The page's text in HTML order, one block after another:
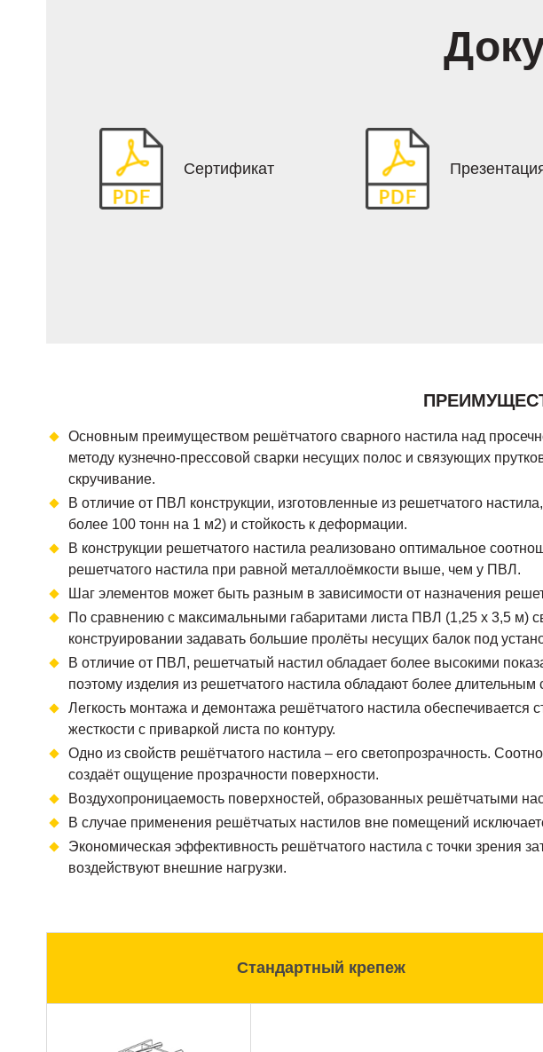
Сертификат
Основным преимуществом решётчатого сварного настила над
методу кузнечно-прессовой сварки несущих полос и связующих
скручивание.
В отличие от ПВЛ конструкции, изготовленные из решетчатого
более 100 тонн на 1 м2) и стойкость к деформации.
В конструкции решетчатого настила реализовано оптимальное
решетчатого настила при равной металлоёмкости выше, чем у ПВЛ.
Шаг элементов может быть разным в зависимости от назначения
По сравнению с максимальными габаритами листа ПВЛ (1,25 х 3,5 м)
конструировании задавать большие пролёты несущих балок под
В отличие от ПВЛ, решетчатый настил обладает более высокими
поэтому изделия из решетчатого настила обладают более
Легкость монтажа и демонтажа решётчатого настила
жесткости с приваркой листа по контуру.
Одно из свойств решётчатого настила – его светопрозрачность.
создаёт ощущение прозрачности поверхности.
Воздухопроницаемость поверхностей, образованных решётчатыми
В случае применения решётчатых настилов вне помещений
Экономическая эффективность решётчатого настила с точки зрения
воздействуют внешние нагрузки.
Стандартный крепеж